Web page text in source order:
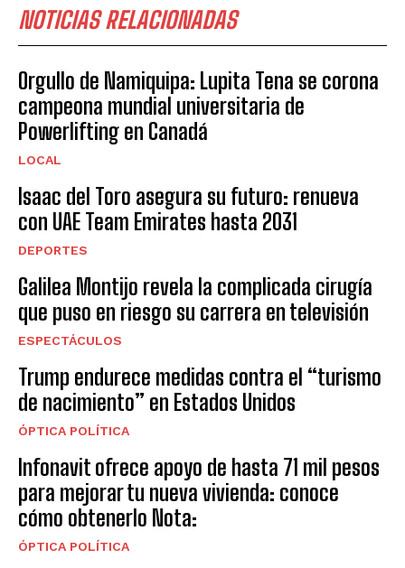
NOTICIAS RELACIONADAS
Orgullo de Namiquipa: Lupita Tena se corona
campeona mundial universitaria de
Powerlifting en Canadá
LOCAL
Isaac del Toro asegura su futuro: renueva
con UAE Team Emirates hasta 2031
DEPORTES
Galilea Montijo revela la complicada cirugía
que puso en riesgo su carrera en televisión
ESPECTÁCULOS
Trump endurece medidas contra el “turismo
de nacimiento” en Estados Unidos
ÓPTICA POLÍTICA
Infonavit ofrece apoyo de hasta 71 mil pesos
para mejorar tu nueva vivienda: conoce
cómo obtenerlo Nota:
ÓPTICA POLÍTICA